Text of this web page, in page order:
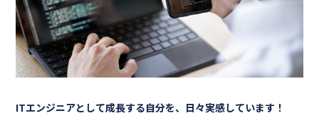
ITエンジニアとして成長する自分を、日々実感しています！